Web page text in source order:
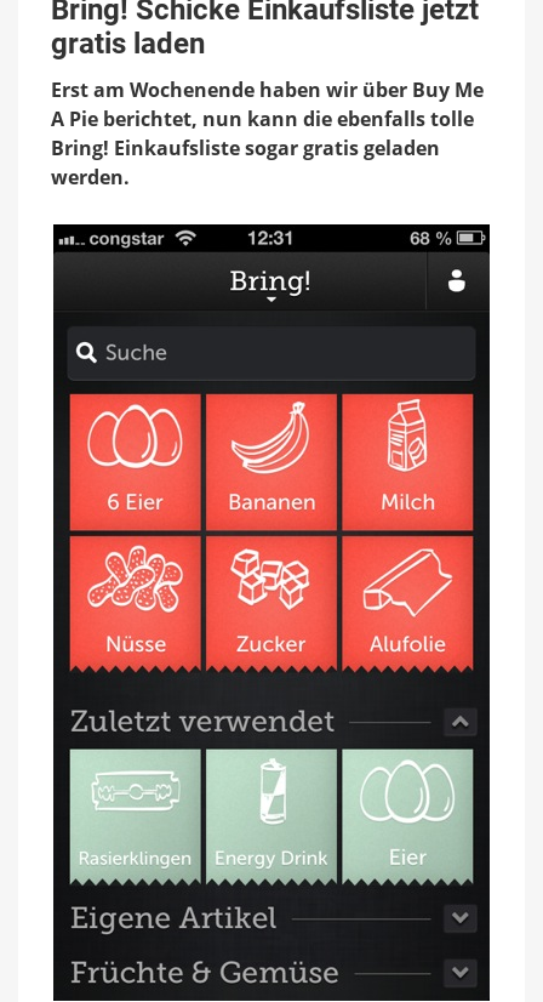
Einkaufsliste
jetzt
laden
Bring! Schicke Einkaufsliste jetzt
gratis laden
Erst am Wochenende haben wir über Buy Me
A Pie berichtet, nun kann die ebenfalls tolle
Bring! Einkaufsliste sogar gratis geladen
werden.